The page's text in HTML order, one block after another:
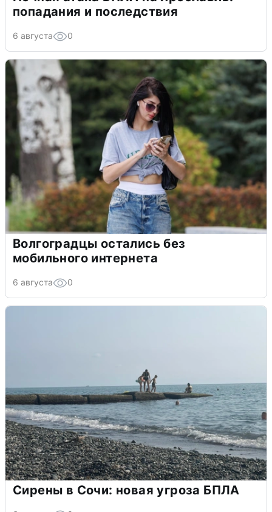
попадания и последствия
6 августа 0
Волгоградцы остались без
мобильного интернета
6 августа 0
Сирены в Сочи: новая угроза БПЛА